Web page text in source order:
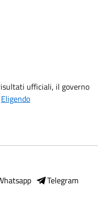
ufficiali, il governo
Eligendo
Telegram